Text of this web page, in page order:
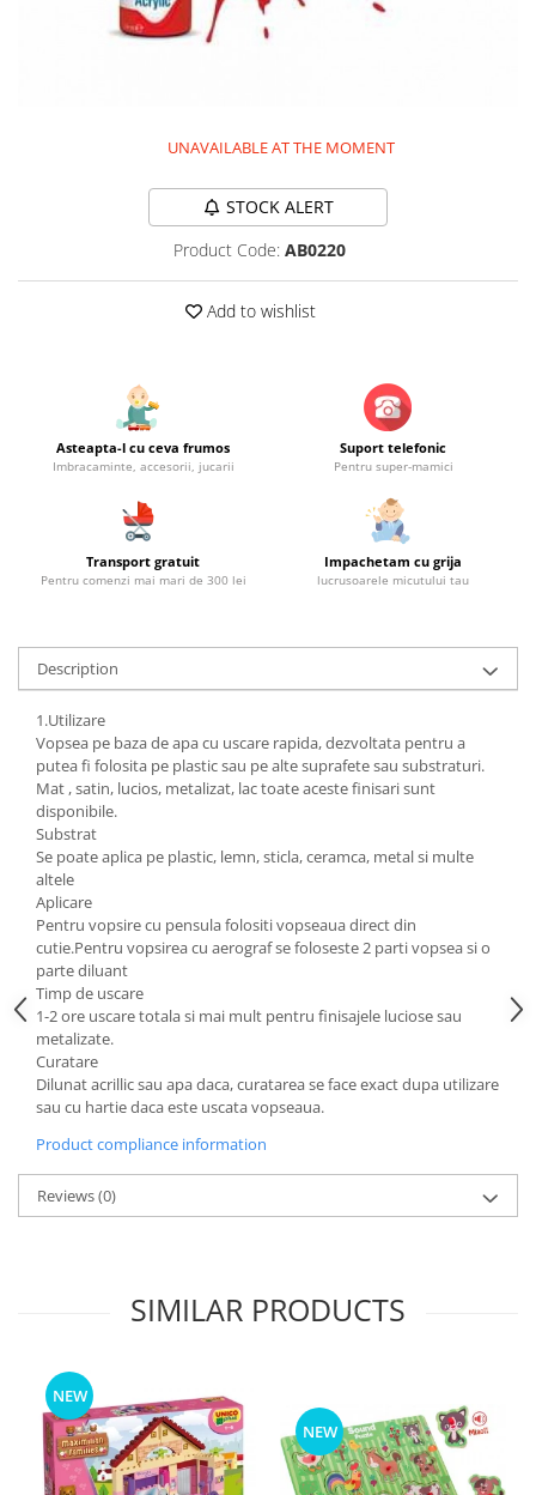
Jucarii si jocuri exterior
Kituri constructie si pictura
Masini, trenuri, avioane
Masinute Radiocomanda
Papusi si accesorii
Biciclete fara pedale
Role, patine cu rotile
Organizatoare
UNAVAILABLE AT THE MOMENT
STOCK ALERT
Product Code: AB0220
Add to wishlist
Asteapta-l cu ceva frumos
Imbracaminte, accesorii, jucarii
Suport telefonic
Pentru super-mamici
Transport gratuit
Pentru comenzi mai mari de 300 lei
Impachetam cu grija
lucrusoarele micutului tau
Description
1.Utilizare
Vopsea pe baza de apa cu uscare rapida, dezvoltata pentru a
putea fi folosita pe plastic sau pe alte suprafete sau substraturi.
Mat , satin, lucios, metalizat, lac toate aceste finisari sunt
disponibile.
Substrat
Se poate aplica pe plastic, lemn, sticla, ceramca, metal si multe
altele
Aplicare
Pentru vopsire cu pensula folositi vopseaua direct din
cutie.Pentru vopsirea cu aerograf se foloseste 2 parti vopsea si o
parte diluant
Timp de uscare
1-2 ore uscare totala si mai mult pentru finisajele luciose sau
metalizate.
Curatare
Dilunat acrillic sau apa daca, curatarea se face exact dupa utilizare
sau cu hartie daca este uscata vopseaua.
Product compliance information
Reviews(0)
SIMILAR PRODUCTS
NEW
NEW